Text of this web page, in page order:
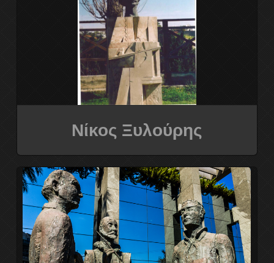
7ο Διεθνές συμπόσιο γλυπτικής
8ο Διεθνές συμπόσιο γλυπτικής
9ο Διεθνές συμπόσιο γλυπτικής
Η ΟΜΑΔΑΝίκος Ξυλούρης